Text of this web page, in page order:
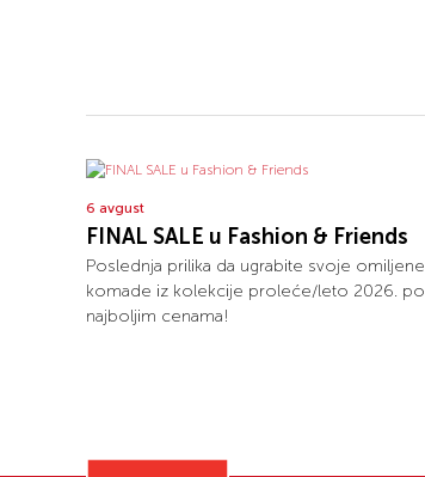
6 avgust
FINAL SALE u Fashion & Friends
Poslednja prilika da ugrabite svoje omiljene
komade iz kolekcije proleće/leto 2026. po
najboljim cenama!